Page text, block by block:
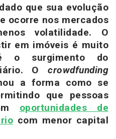
que sua evolução
ocorre nos mercados
volatilidade. O
em imóveis é muito
o surgimento do
O crowdfunding
a forma como se
que pessoas
oportunidades de
com menor capital